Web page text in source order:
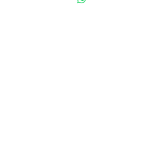
perfeito para quem planta 3 linhas